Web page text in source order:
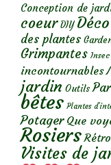
Conception de
coeur DIY
des plantes
Grimpantes
incontournables
jardin Outils
bêtes Plantes
Potager Que
Rosiers
Visites de